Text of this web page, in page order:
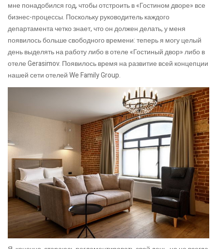
мне понадобился год, чтобы отстроить в «Гостином дворе» все
бизнес-процессы. Поскольку руководитель каждого
департамента четко знает, что он должен делать, у меня
появилось больше свободного времени: теперь я могу целый
день выделять на работу либо в отеле «Гостиный двор» либо в
отеле Gerasimov. Появилось время на развитие всей концепции
нашей сети отелей We Family Group.